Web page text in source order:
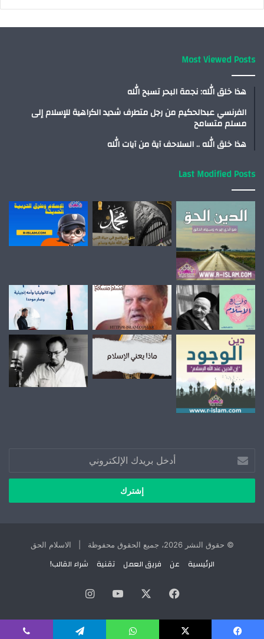
Most Viewed Posts
هذا خلق الله: نجمة البحر تسبح الله
الفرنسي عبدالحكيم من رجل متطرف شديد الكراهية للإسلام إلى
مسلم متسامح
هذا خلق الله .. السلاحف آية من آيات الله
Last Modified Posts
بريدك
الإلكتروني
© حقوق النشر 2026، جميع الحقوق محفوظة | الاسلام الحق
الرئيسية عن فريق العمل تقنية شراء القالب!
فيسبوك يوتيوب